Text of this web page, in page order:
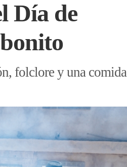
Día de
folclore y una comida